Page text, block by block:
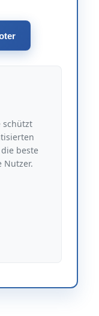
schützt
beste
Nutzer.